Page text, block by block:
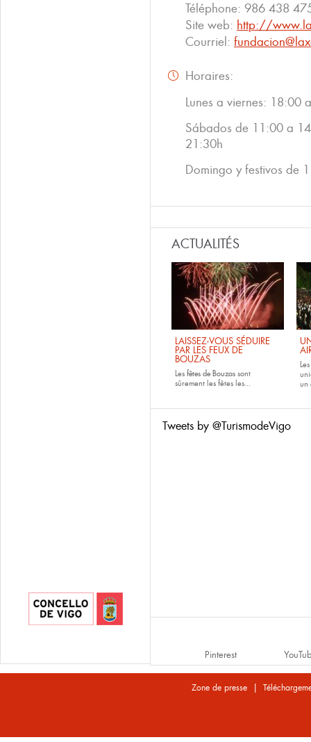
Téléphone: 986 438
Site web: http://
Courriel:
Horaires:
Lunes a viernes: 18:00
Sábados de 11:00 a
21:30h
Domingo y festivos de
ACTUALITÉS
LAISSEZ-VOUS SÉDUIRE
PAR LES FEUX DE
BOUZAS
Les fêtes de Bouzas sont
sûrement les fêtes les...
Les
un
Tweets by @TurismodeVigo
Pinterest
Zone de presse |